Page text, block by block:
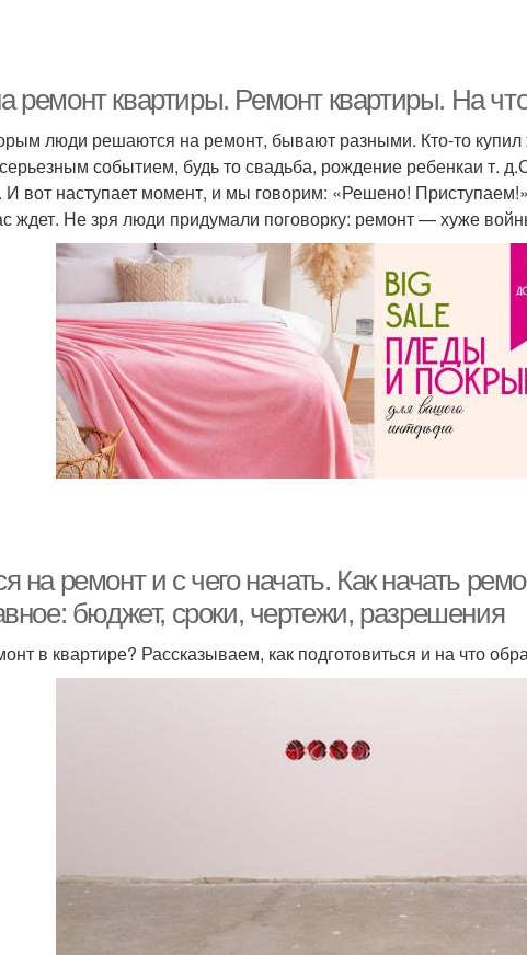
ремонт квартиры. Ремонт квартиры. На
люди решаются на ремонт, бывают разными. Кто-то купил
событием, будь то свадьба, рождение ребенкаи т.
вот наступает момент, и мы говорим: «Решено!
ждет. Не зря люди придумали поговорку: ремонт — хуже
на ремонт и с чего начать. Как начать
бюджет, сроки, чертежи, разрешения
в квартире? Рассказываем, как подготовиться и на что